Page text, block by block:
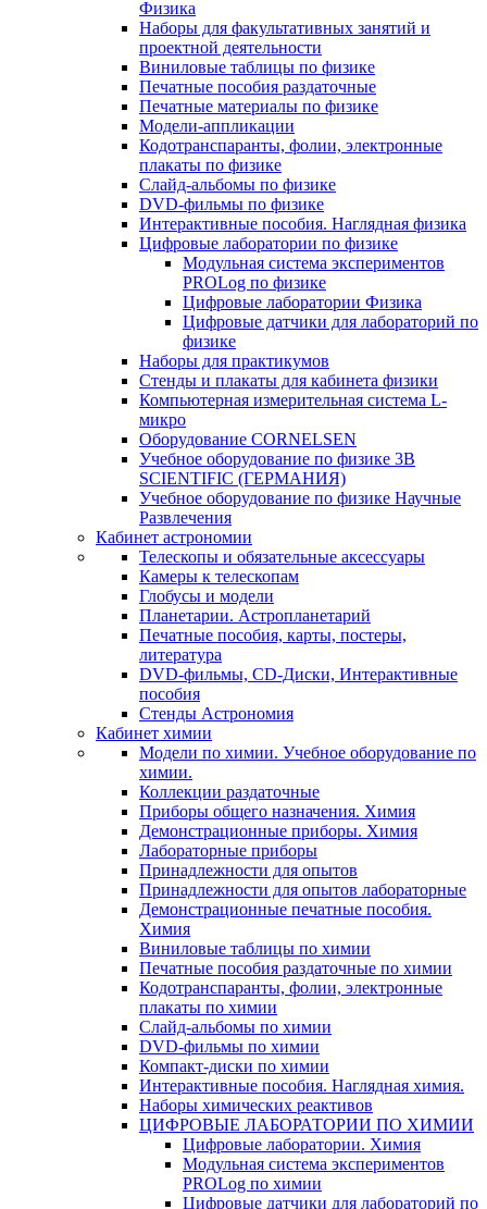
Физика
Наборы для факультативных занятий и
проектной деятельности
Виниловые таблицы по физике
Печатные пособия раздаточные
Печатные материалы по физике
Модели-аппликации
Кодотранспаранты, фолии, электронные
плакаты по физике
Слайд-альбомы по физике
DVD-фильмы по физике
Интерактивные пособия. Наглядная физика
Цифровые лаборатории по физике
Модульная система экспериментов
PROLog по физике
Цифровые лаборатории Физика
Цифровые датчики для лабораторий по
физике
Наборы для практикумов
Стенды и плакаты для кабинета физики
Компьютерная измерительная система L-
микро
Оборудование CORNELSEN
Учебное оборудование по физике 3B
SCIENTIFIC (ГЕРМАНИЯ)
Учебное оборудование по физике Научные
Развлечения
Кабинет астрономии
Телескопы и обязательные аксессуары
Камеры к телескопам
Глобусы и модели
Планетарии. Астропланетарий
Печатные пособия, карты, постеры,
литература
DVD-фильмы, CD-Диски, Интерактивные
пособия
Стенды Астрономия
Кабинет химии
Модели по химии. Учебное оборудование по
химии.
Коллекции раздаточные
Приборы общего назначения. Химия
Демонстрационные приборы. Химия
Лабораторные приборы
Принадлежности для опытов
Принадлежности для опытов лабораторные
Демонстрационные печатные пособия.
Химия
Виниловые таблицы по химии
Печатные пособия раздаточные по химии
Кодотранспаранты, фолии, электронные
плакаты по химии
Слайд-альбомы по химии
DVD-фильмы по химии
Компакт-диски по химии
Интерактивные пособия. Наглядная химия.
Наборы химических реактивов
ЦИФРОВЫЕ ЛАБОРАТОРИИ ПО ХИМИИ
Цифровые лаборатории. Химия
Модульная система экспериментов
PROLog по химии
Цифровые датчики для лабораторий по